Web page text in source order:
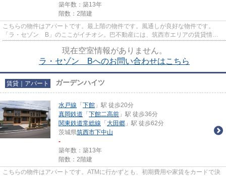
築年数：築13年
階数：2階建
こちらの物件はアパートです。最上階の物件です。風通しが良好な物件です。
「ラ・セゾン B」のここがイチオシ。巴不動産には、筑西市エリアの賃貸情報
現在空室情報がありません。
ラ・セゾン Bへのお問い合わせはこちら
賃貸｜アパート ガーデンハイツ
水戸線 「 下館 」駅 徒歩20分
真岡鉄道 「 下館二高前 」駅 徒歩36分
関東鉄道常総線 「 大田郷 」駅 徒歩62分
茨城県筑西市下中山
-
築年数：築13年
階数：2階建
こちらの物件はアパートです。ATMに行かずとも、初期費用や家賃をカードで決